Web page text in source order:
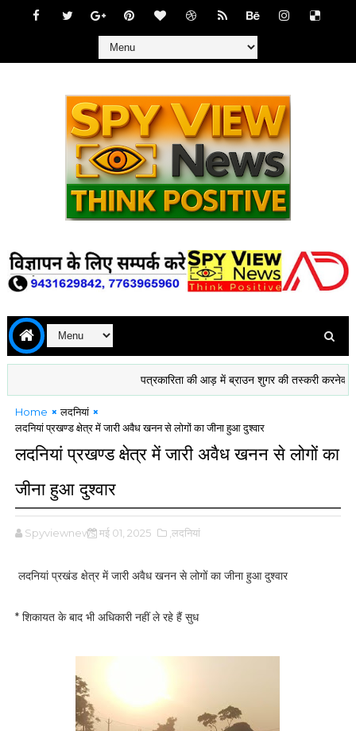
पत्रकारिता की आड़ में ब्राउन शुगर की तस्करी करनेवाले उमेश
Home
लदनियां
लदनियां प्रखण्ड क्षेत्र में जारी अवैध खनन से लोगों का जीना हुआ दुश्वार
लदनियां प्रखण्ड क्षेत्र में जारी अवैध खनन से लोगों का
जीना हुआ दुश्वार
Spyviewnews मई 01, 2025 ,लदनियां
लदनियां प्रखंड क्षेत्र में जारी अवैध खनन से लोगों का जीना हुआ दुश्वार
* शिकायत के बाद भी अधिकारी नहीं ले रहे हैं सुध